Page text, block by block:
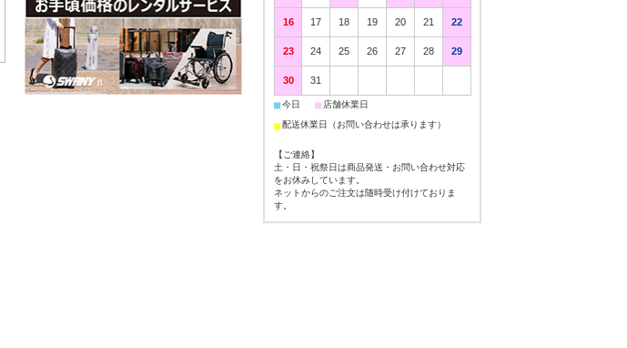
16 17 18 19 20 21 22
23 24 25 26 27 28 29
30 31
■今日 ■ 店舗休業日
■配送休業日（お問い合わせは承ります）
【ご連絡】
土・日・祝祭日は商品発送・お問い合わせ対応
をお休みしています。
ネットからのご注文は随時受け付けておりま
す。